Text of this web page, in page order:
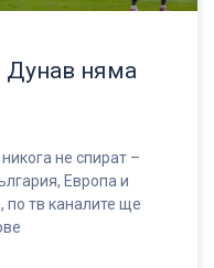
няма
не спират –
Европа и
по тв каналите ще